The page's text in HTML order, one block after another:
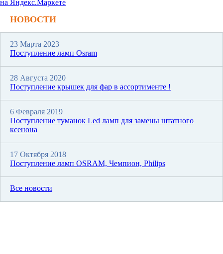
НОВОСТИ
23 Марта 2023
Поступление ламп Osram
28 Августа 2020
Поступление крышек для фар в ассортименте !
6 Февраля 2019
Поступление туманок Led ламп для замены штатного
ксенона
17 Октября 2018
Поступление ламп OSRAM, Чемпион, Philips
Все новости